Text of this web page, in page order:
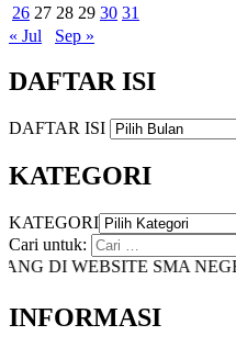
26 27 28 29 30 31
« Jul
Sep »
DAFTAR ISI
DAFTAR ISI
KATEGORI
KATEGORI
Cari untuk:
WEBSITE SMA NEGERI 1
INFORMASI